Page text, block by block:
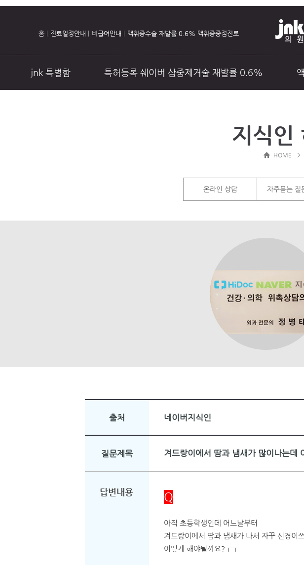
홈 진료일정안내 비급여안내 액취증수술 재발률 0.6% 액취증중점진료
jnk 특별함 특허등록 쉐이버 삼중제거술 재발률 0.6%
지식인
HOME
온라인 상담 자주묻는 질
출처 네이버지식인
질문제목 겨드랑이에서 땀과 냄새가 많이나는데
답변내용 Q
아직 초등학생인데 어느날부터
겨드랑이에서 땀과 냄새가 나서 자꾸 신경이
어떻게 해야될까요?ㅜㅜ